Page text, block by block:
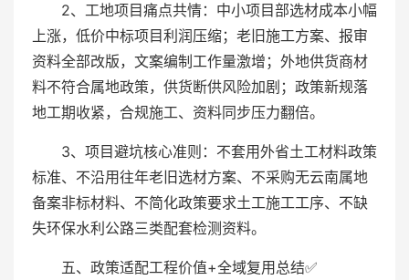
2、工地项目痛点共情：中小项目部选材成本小幅
上涨，低价中标项目利润压缩；老旧施工方案、报审
资料全部改版，文案编制工作量激增；外地供货商材
料不符合属地政策，供货断供风险加剧；政策新规落
地工期收紧，合规施工、资料同步压力翻倍。
3、项目避坑核心准则：不套用外省土工材料政策
标准、不沿用往年老旧选材方案、不采购无云南属地
备案非标材料、不简化政策要求土工施工工序、不缺
失环保水利公路三类配套检测资料。
五、政策适配工程价值+全域复用总结✅